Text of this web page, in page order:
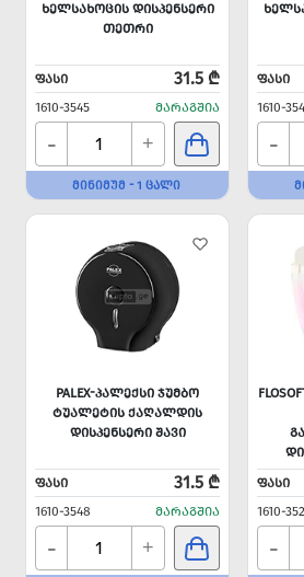
ᲮᲔᲚᲡᲐᲮᲝᲪᲘᲡ ᲓᲘᲡᲞᲔᲜᲡᲔᲠᲘ
ᲗᲔᲗᲠᲘ
ᲤᲐᲡᲘ 31.5 ₾
1610-3545 ᲛᲐᲠᲐᲒᲨᲘᲐ
- +
ᲛᲘᲜᲘᲛᲣᲛ - 1 ᲪᲐᲚᲘ
ᲤᲐᲡᲘ
1610-
-
PALEX-ᲞᲐᲚᲔᲥᲡᲘ ᲯᲣᲛᲑᲝ
ᲢᲣᲐᲚᲔᲢᲘᲡ ᲥᲐᲦᲐᲚᲓᲘᲡ
ᲓᲘᲡᲞᲔᲜᲡᲔᲠᲘ ᲨᲐᲕᲘ
ᲤᲐᲡᲘ 31.5 ₾
1610-3548 ᲛᲐᲠᲐᲒᲨᲘᲐ
- +
ᲤᲐᲡᲘ
1610-
-